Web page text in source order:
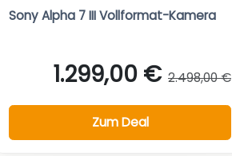
Sony Alpha 7 III Vollformat-Kamera
1.299,00 € 2.498,00 €
Zum Deal